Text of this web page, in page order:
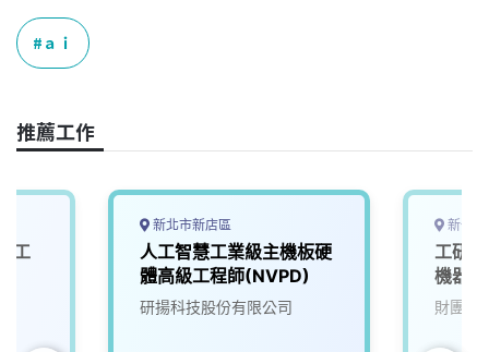
c
e
b
o
k
e
n
k
ａｉ
推薦工作
工
新北市新店區
人工智慧工業級主機板硬
體高級工程師(NVPD)
研揚科技股份有限公司
新竹
工研
機器
財團法